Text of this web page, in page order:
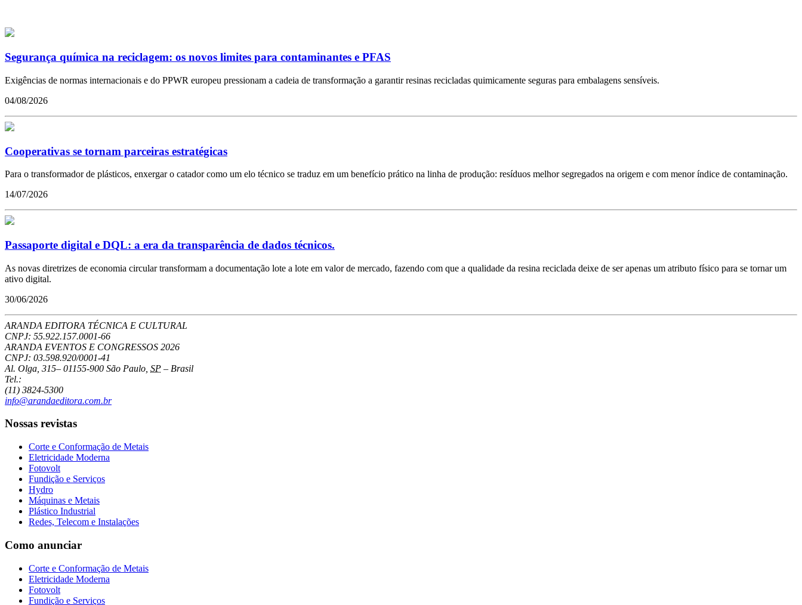
Segurança química na reciclagem: os novos limites para contaminantes e PFAS
Exigências de normas internacionais e do PPWR europeu pressionam a cadeia de transformação a garantir resinas recicladas quimicamente seguras para embalagens sensíveis.
04/08/2026
Cooperativas se tornam parceiras estratégicas
Para o transformador de plásticos, enxergar o catador como um elo técnico se traduz em um benefício prático na linha de produção: resíduos melhor segregados na origem e com menor índice de contaminação.
14/07/2026
Passaporte digital e DQL: a era da transparência de dados técnicos.
As novas diretrizes de economia circular transformam a documentação lote a lote em valor de mercado, fazendo com que a qualidade da resina reciclada deixe de ser apenas um atributo físico para se tornar um
ativo digital.
30/06/2026
ARANDA EDITORA TÉCNICA E CULTURAL
CNPJ: 55.922.157.0001-66
ARANDA EVENTOS E CONGRESSOS 2026
CNPJ: 03.598.920/0001-41
Al. Olga, 315– 01155-900 São Paulo SP – Brasil
Tel.:
(11) 3824-5300
info@arandaeditora.com.br
Nossas revistas
Corte e Conformação de Metais
Eletricidade Moderna
Fotovolt
Fundição e Serviços
Hydro
Máquinas e Metais
Plástico Industrial
Redes, Telecom e Instalações
Como anunciar
Corte e Conformação de Metais
Eletricidade Moderna
Fotovolt
Fundição e Serviços